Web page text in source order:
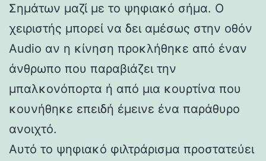
Σημάτων μαζί με το ψηφιακό σήμα. Ο
χειριστής μπορεί να δει αμέσως στην οθόν
Audio αν η κίνηση προκλήθηκε από έναν
άνθρωπο που παραβιάζει την
μπαλκονόπορτα ή από μια κουρτίνα που
κουνήθηκε επειδή έμεινε ένα παράθυρο
ανοιχτό.
Αυτό το ψηφιακό φιλτράρισμα προστατεύει